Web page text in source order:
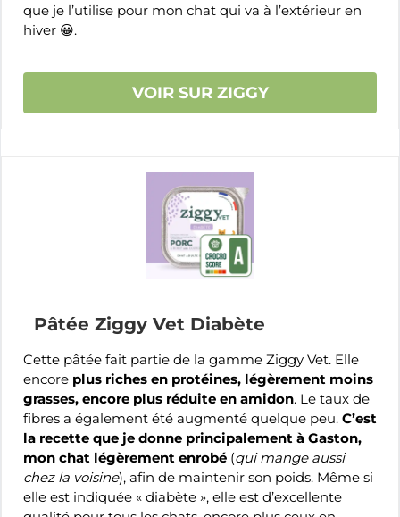
que je l’utilise pour mon chat qui va à l’extérieur en
hiver 😀.
VOIR SUR ZIGGY
Pâtée Ziggy Vet Diabète
Cette pâtée fait partie de la gamme Ziggy Vet. Elle
encore plus riches en protéines, légèrement moins
grasses, encore plus réduite en amidon. Le taux de
fibres a également été augmenté quelque peu. C’est
la recette que je donne principalement à Gaston,
mon chat légèrement enrobé (qui mange aussi
chez la voisine), afin de maintenir son poids. Même si
elle est indiquée « diabète », elle est d’excellente